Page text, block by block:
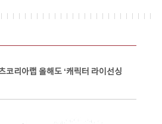
코리아랩 올해도 ‘캐릭터 라이선싱